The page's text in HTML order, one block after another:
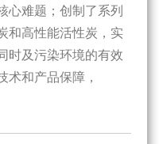
心难题；创制了系列
和高性能活性炭，实
时及污染环境的有效
术和产品保障，